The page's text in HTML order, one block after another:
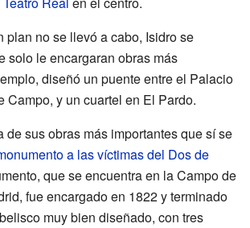
plan no se llevó a cabo, Isidro se
solo le encargaran obras más
diseñó un puente entre el Palacio
Campo, y un cuartel en El Pardo.
de sus obras más importantes que sí se
a las víctimas del Dos de
que se encuentra en la Campo de
fue encargado en 1822 y terminado
muy bien diseñado, con tres